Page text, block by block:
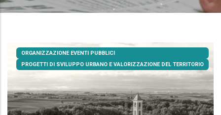
ORGANIZZAZIONE EVENTI PUBBLICI
PROGETTI DI SVILUPPO URBANO E VALORIZZAZIONE DEL TERRITORIO